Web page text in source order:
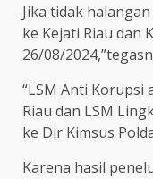
Jika tidak
ke Kejati Riau dan
26/08/
“LSM Anti Korupsi
Riau dan LSM
ke Dir Kimsus
Karena hasil